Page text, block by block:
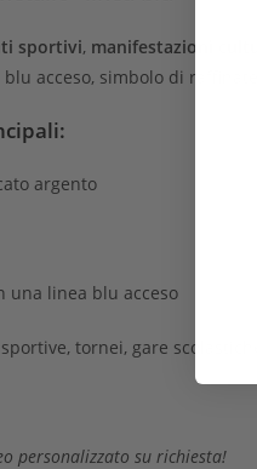
sportivi, manifestazioni
acceso, simbolo di
argento
una linea blu acceso
tornei, gare
personalizzato su richiesta!